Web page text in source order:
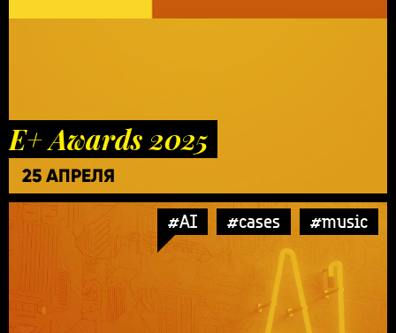
E+ Awards 2025
25 АПРЕЛЯ
#AI #cases #music